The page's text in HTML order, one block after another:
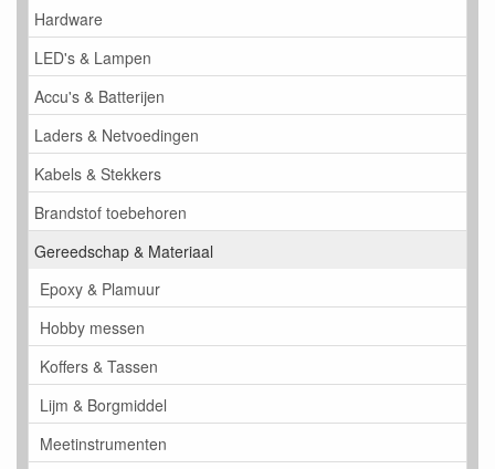
Hardware
LED's & Lampen
Accu's & Batterijen
Laders & Netvoedingen
Kabels & Stekkers
Brandstof toebehoren
Gereedschap & Materiaal
Epoxy & Plamuur
Hobby messen
Koffers & Tassen
Lijm & Borgmiddel
Meetinstrumenten